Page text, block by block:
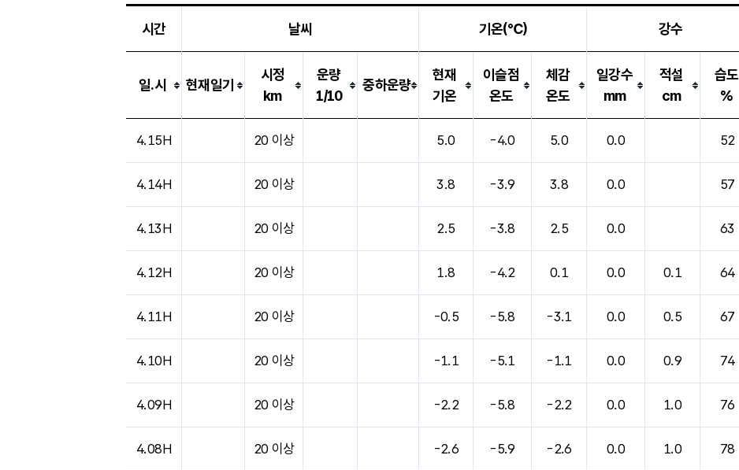
시간 날씨 기온(℃) 강수
일.시 현재일기
시정
km
운량
1/10
중하운량
현재
기온
이슬점
온도
체감
온도
일강수
mm
적설
cm
습도
%
4.15H 20 이상 5.0 -4.0 5.0 0.0 52
4.14H 20 이상 3.8 -3.9 3.8 0.0 57
4.13H 20 이상 2.5 -3.8 2.5 0.0 63
4.12H 20 이상 1.8 -4.2 0.1 0.0 0.1 64
4.11H 20 이상 -0.5 -5.8 -3.1 0.0 0.5 67
4.10H 20 이상 -1.1 -5.1 -1.1 0.0 0.9 74
4.09H 20 이상 -2.2 -5.8 -2.2 0.0 1.0 76
4.08H 20 이상 -2.6 -5.9 -2.6 0.0 1.0 78